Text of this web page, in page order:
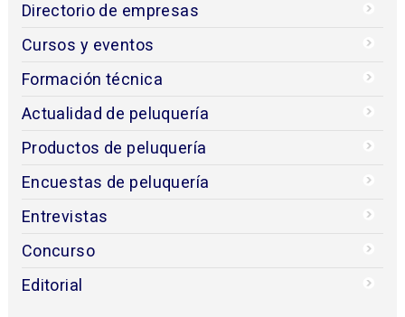
Directorio de empresas
Cursos y eventos
Formación técnica
Actualidad de peluquería
Productos de peluquería
Encuestas de peluquería
Entrevistas
Concurso
Editorial